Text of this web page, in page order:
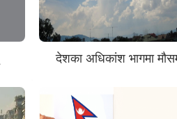
देशका अधिकांश भागमा